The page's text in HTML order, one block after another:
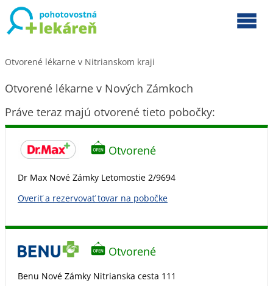
Otvorené lékarne v Nitrianskom kraji
Otvorené lékarne v Nových Zámkoch
Práve teraz majú otvorené tieto pobočky:
Otvorené
Dr Max Nové Zámky Letomostie 2/9694
Overiť a rezervovať tovar na pobočke
Otvorené
Benu Nové Zámky Nitrianska cesta 111